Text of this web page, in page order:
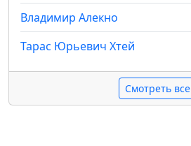
Владимир Алекно
Тарас Юрьевич Хтей
Смотреть все